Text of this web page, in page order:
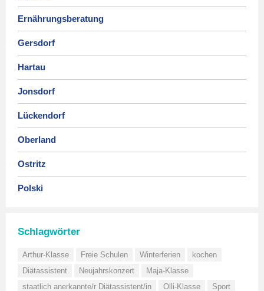
Ernährungsberatung
Gersdorf
Hartau
Jonsdorf
Lückendorf
Oberland
Ostritz
Polski
Schlagwörter
Arthur-Klasse Freie Schulen Winterferien
kochen
Diätassistent
Neujahrskonzert
Maja-Klasse
staatlich anerkannte/r Diätassistent/in
Olli-Klasse
Sport